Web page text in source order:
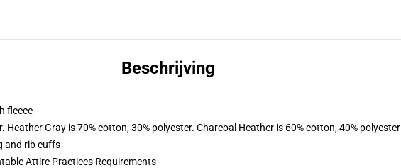
Beschrijving
fleece
Heather Gray is 70% cotton, 30% polyester. Charcoal Heather is 60% cotton, 40% polyester
and rib cuffs
Attire Practices Requirements